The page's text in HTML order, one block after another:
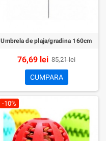
Umbrela de plaja/gradina 160cm
76,69 lei 85,21 lei
CUMPARA
-10%